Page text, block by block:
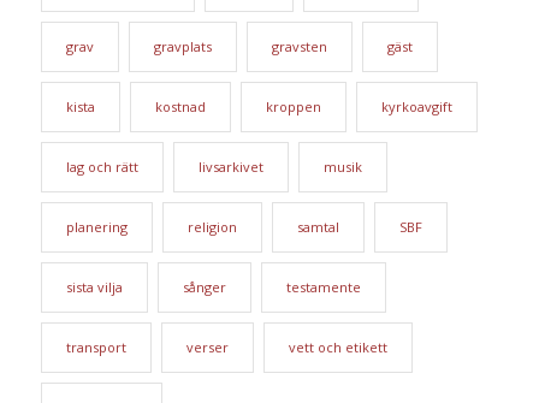
grav gravplats gravsten gäst
kista kostnad kroppen kyrkoavgift
lag och rätt livsarkivet musik
planering religion samtal SBF
sista vilja sånger testamente
transport verser vett och etikett